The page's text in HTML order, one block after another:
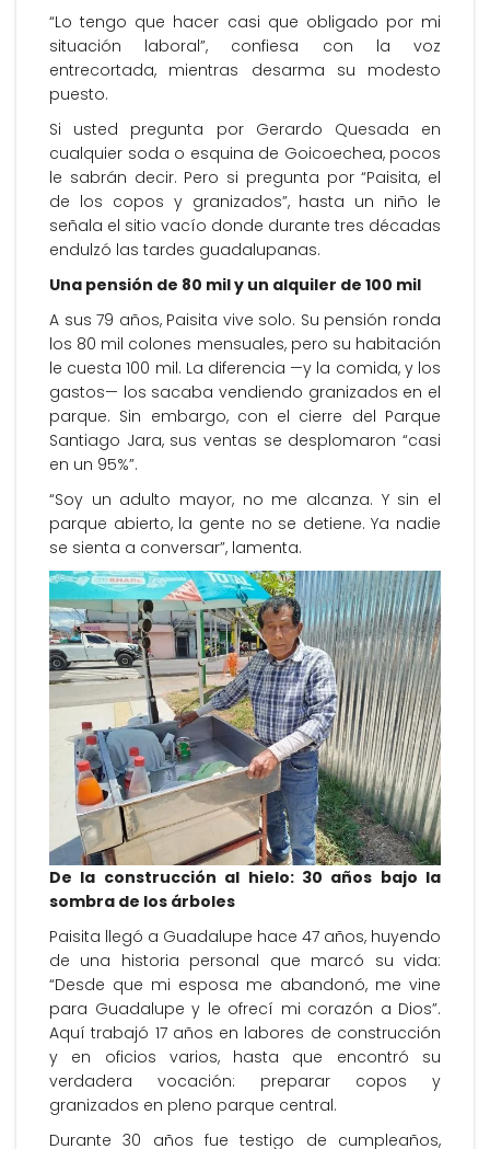
“Lo tengo que hacer casi que obligado por mi
situación laboral”, confiesa con la voz
entrecortada, mientras desarma su modesto
puesto.
Si usted pregunta por Gerardo Quesada en
cualquier soda o esquina de Goicoechea, pocos
le sabrán decir. Pero si pregunta por “Paisita, el
de los copos y granizados”, hasta un niño le
señala el sitio vacío donde durante tres décadas
endulzó las tardes guadalupanas.
Una pensión de 80 mil y un alquiler de 100 mil
A sus 79 años, Paisita vive solo. Su pensión ronda
los 80 mil colones mensuales, pero su habitación
le cuesta 100 mil. La diferencia —y la comida, y los
gastos— los sacaba vendiendo granizados en el
parque. Sin embargo, con el cierre del Parque
Santiago Jara, sus ventas se desplomaron “casi
en un 95%”.
“Soy un adulto mayor, no me alcanza. Y sin el
parque abierto, la gente no se detiene. Ya nadie
se sienta a conversar”, lamenta.
De la construcción al hielo: 30 años bajo la
sombra de los árboles
Paisita llegó a Guadalupe hace 47 años, huyendo
de una historia personal que marcó su vida:
“Desde que mi esposa me abandonó, me vine
para Guadalupe y le ofrecí mi corazón a Dios”.
Aquí trabajó 17 años en labores de construcción
y en oficios varios, hasta que encontró su
verdadera vocación: preparar copos y
granizados en pleno parque central.
Durante 30 años fue testigo de cumpleaños,